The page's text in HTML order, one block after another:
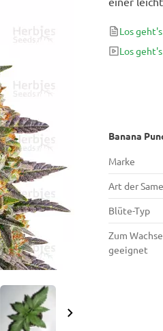
Banana
Marke
Art der
Blüte-Typ
Zum
geeignet
des Tages
Los geht's
Los geht's